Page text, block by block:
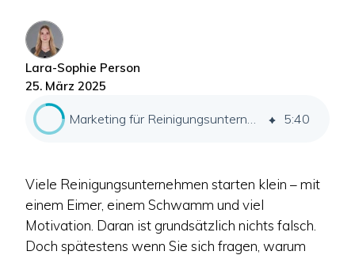
Lara-Sophie Person
25. März 2025
5:40
Viele Reinigungsunternehmen starten klein – mit
einem Eimer, einem Schwamm und viel
Motivation. Daran ist grundsätzlich nichts falsch.
Doch spätestens wenn Sie sich fragen, warum